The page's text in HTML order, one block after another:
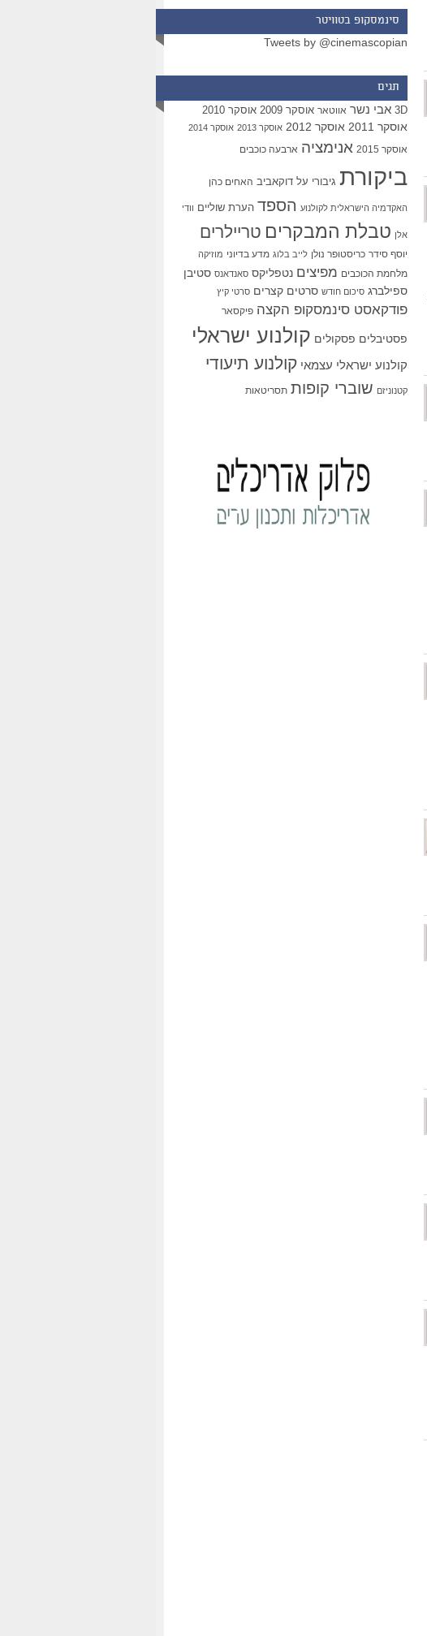
סינמסקופ בטוויטר
Tweets by @cinemascopian
תגים
3D אבי נשר אווטאר אוסקר 2009 אוסקר 2010
אוסקר 2011 אוסקר 2012 אוסקר 2013 אוסקר 2014
אוסקר 2015 אנימציה ארבעה כוכבים
ביקורת גיבורי על דוקאביב האחים כהן
האקדמיה הישראלית לקולנוע הספד הערת שוליים וודי
אלן טבלת המבקרים טריילרים
יוסף סידר כריסטופר נולן לייב בלוג מדע בדיוני מוזיקה
מלחמת הכוכבים מפיצים נטפליקס סאנדאנס סטיבן
ספילברג סיכום חודש סרטים קצרים סרטי קיץ
פודקאסט סינמסקופ הקצה פיקסאר
פסטיבלים פסקולים קולנוע ישראלי
קולנוע ישראלי עצמאי קולנוע תיעודי
קטנוניזם שוברי קופות תסריטאות